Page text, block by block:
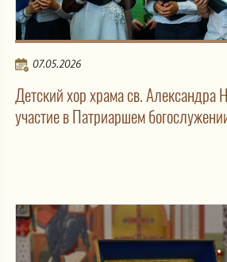
07.05.2026
Детский хор храма св. Александра
участие в Патриаршем